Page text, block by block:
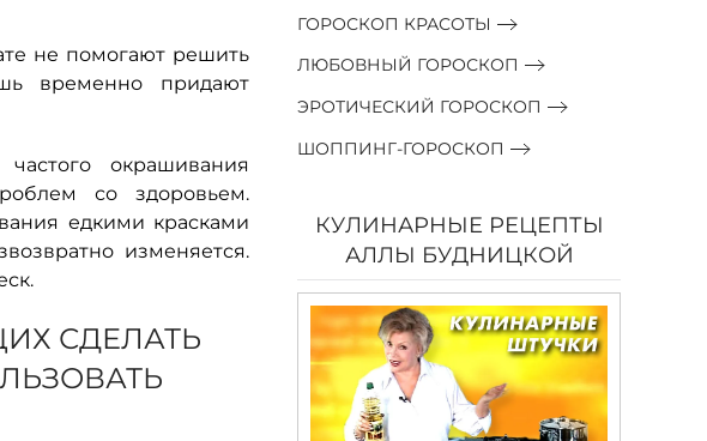
не помогают решить
временно придают
окрашивания
со здоровьем.
едкими красками
изменяется.
СДЕЛАТЬ
ГОРОСКОП КРАСОТЫ
ЛЮБОВНЫЙ ГОРОСКОП
ЭРОТИЧЕСКИЙ ГОРОСКОП
ШОППИНГ-ГОРОСКОП
КУЛИНАРНЫЕ РЕЦЕПТЫ
АЛЛЫ БУДНИЦКОЙ